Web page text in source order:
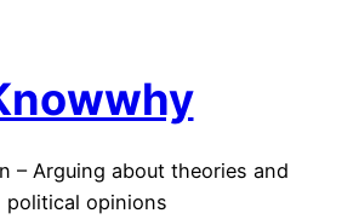
– Arguing about theories and
political opinions